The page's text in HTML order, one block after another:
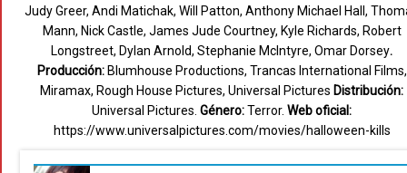
Judy Greer, Andi Matichak, Will Patton, Anthony Michael Hall,
Mann, Nick Castle, James Jude Courtney, Kyle Richards, Robert
Longstreet, Dylan Arnold, Stephanie McIntyre, Omar Dorsey.
Producción:Blumhouse Productions, Trancas International Films,
Miramax, Rough House Pictures, Universal Pictures Distribución:
Universal Pictures. Género:Terror. Web oficial:
https://www.universalpictures.com/movies/halloween-kills